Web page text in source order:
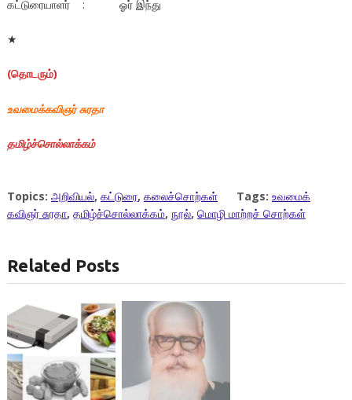
கட்டுரையாளர் : ஓர் இந்து
★
(தொடரும்)
உவமைக்கவிஞர் சுரதா
தமிழ்ச்சொல்லாக்கம்
Topics: அறிவியல், கட்டுரை, கலைச்சொற்கள் Tags: உவமைக்
கவிஞர் சுரதா, தமிழ்ச்சொல்லாக்கம், நூல், மொழி மாற்றச் சொற்கள்
Related Posts